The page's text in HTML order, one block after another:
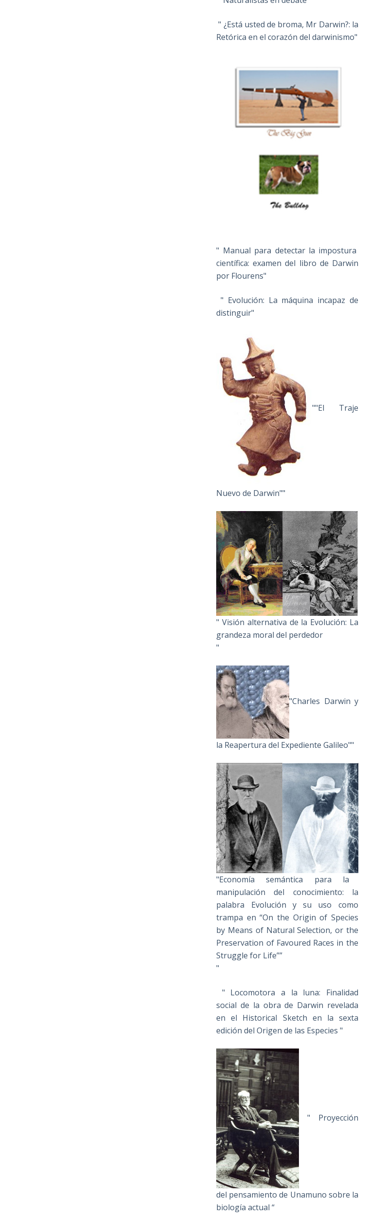
" ¿Está usted de broma, Mr Darwin?: la
Retórica en el corazón del darwinismo"
" Manual para detectar la impostura
científica: examen del libro de Darwin
por Flourens"
" Evolución: La máquina incapaz de
distinguir"
""El Traje
Nuevo de Darwin""
" Visión alternativa de la Evolución: La
grandeza moral del perdedor
"
"Charles Darwin y
la Reapertura del Expediente Galileo""
"Economía semántica para la
manipulación del conocimiento: la
palabra Evolución y su uso como
trampa en “On the Origin of Species
by Means of Natural Selection, or the
Preservation of Favoured Races in the
Struggle for Life””
"
" Locomotora a la luna: Finalidad
social de la obra de Darwin revelada
en el Historical Sketch en la sexta
edición del Origen de las Especies "
" Proyección
del pensamiento de Unamuno sobre la
biología actual “